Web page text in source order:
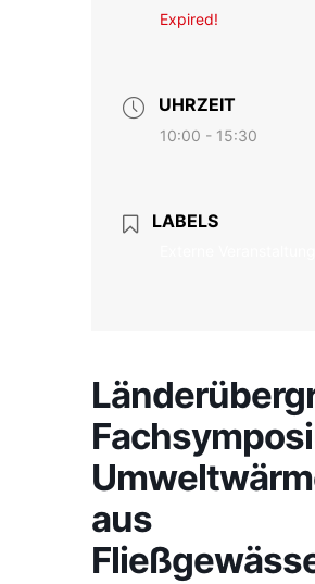
Expired!
UHRZEIT
10:00 - 15:30
LABELS
aus